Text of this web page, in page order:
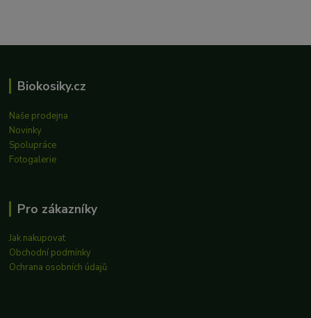
Biokosiky.cz
Naše prodejna
Novinky
Spolupráce
Fotogalerie
Pro zákazníky
Jak nakupovat
Obchodní podmínky
Ochrana osobních údajů